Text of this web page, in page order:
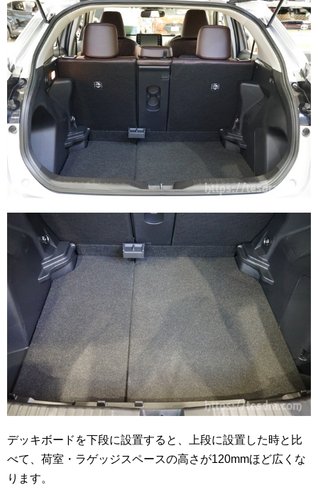
デッキボードを下段に設置すると、上段に設置した時と比
べて、荷室・ラゲッジスペースの高さが120mmほど広くな
ります。